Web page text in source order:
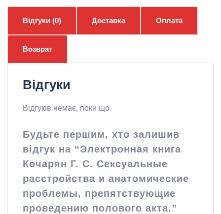
Сексуальные
расстройства
и
анатомические
проведению
акта.
Відгуки (0) Доставка Оплата
Возврат
Відгуки
Відгуків немає, поки що.
Будьте першим, хто залишив
відгук на “Электронная книга
Кочарян Г. С. Сексуальные
расстройства и анатомические
проблемы, препятствующие
проведению полового акта.”